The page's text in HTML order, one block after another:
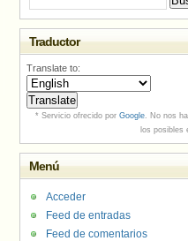
Traductor
Translate to:
* Servicio ofrecido por Google. No nos
los posibles
Menú
Acceder
Feed de entradas
Feed de comentarios